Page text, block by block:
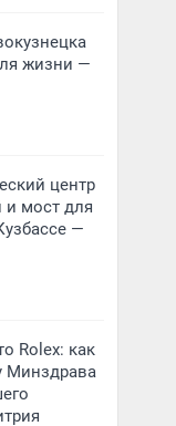
жизни —
центр
и мост для
—
Rolex: как
Минздрава